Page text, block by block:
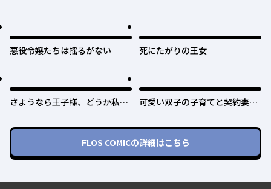
悪役令嬢たちは揺るがない 死にたがりの王女
さようなら王子様、どうか私の
可愛い双子の子育てと契約妻は
FLOS COMICの詳細はこちら